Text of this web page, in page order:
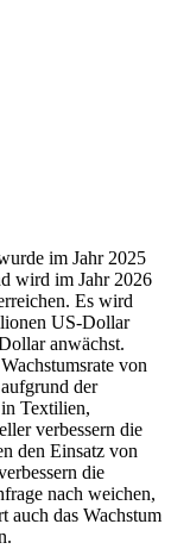
im Jahr 2025
wird im Jahr 2026
Es wird
US-Dollar
anwächst.
von
der
Textilien,
verbessern die
den Einsatz von
die
nach weichen,
auch das Wachstum